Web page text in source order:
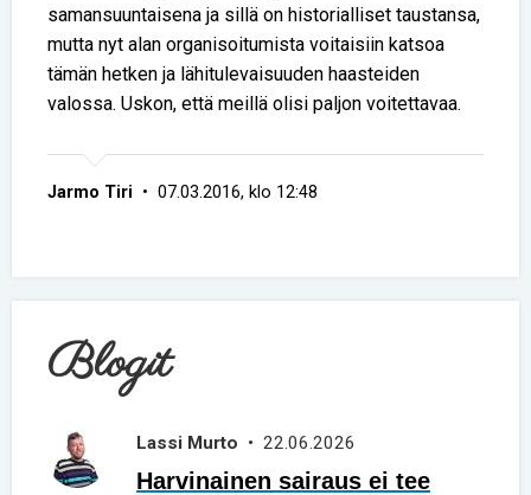
samansuuntaisena ja sillä on historialliset taustansa,
mutta nyt alan organisoitumista voitaisiin katsoa
tämän hetken ja lähitulevaisuuden haasteiden
valossa. Uskon, että meillä olisi paljon voitettavaa.
Jarmo Tiri • 07.03.2016, klo 12:48
Blogit
Lassi Murto • 22.06.2026
Harvinainen sairaus ei tee